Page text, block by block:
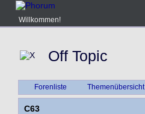
Willkommen!
Off Topic
Forenliste Themenübersicht
C63